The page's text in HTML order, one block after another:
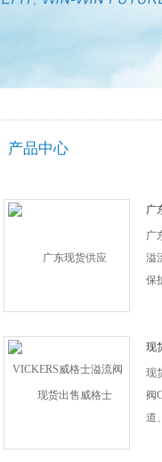
产品中心
广
溢
广
溢
保
系
保
事
现
阀
现
阀
道